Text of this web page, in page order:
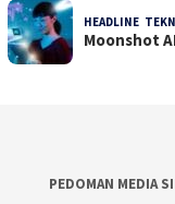
HEADLINE
Moonshot
PEDOMAN MEDIA